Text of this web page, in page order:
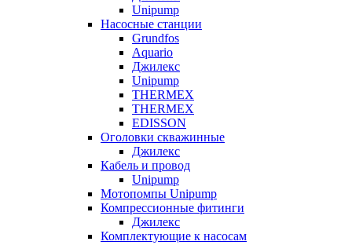
Unipump
Насосные станции
Grundfos
Aquario
Джилекс
Unipump
THERMEX
THERMEX
EDISSON
Оголовки скважинные
Джилекс
Кабель и провод
Unipump
Мотопомпы Unipump
Компрессионные фитинги
Джилекс
Комплектующие к насосам